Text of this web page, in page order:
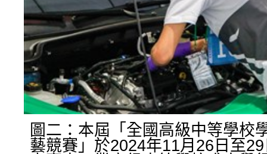
圖二：本屆「全國高級中等學校
藝競賽」於2024年11月26日至